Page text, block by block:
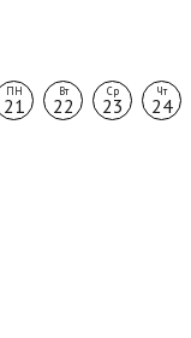
ПН
21
Вт
22
Ср
23
Чт
24